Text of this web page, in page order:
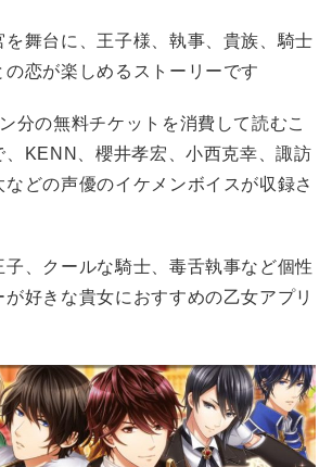
を舞台に、王子様、執事、貴族、騎士
の恋が楽しめるストーリーです
分の無料チケットを消費して読むこ
、KENN、櫻井孝宏、小西克幸、諏訪
どの声優のイケメンボイスが収録さ
子、クールな騎士、毒舌執事など個性
好きな貴女におすすめの乙女アプリ